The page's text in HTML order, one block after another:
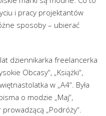
i pracy projektantów
sposoby – ubierać
dziennikarka freelancerka
Obcasy“, „Książki“,
w „A4“. Była
o modzie „Maj“,
„Podróży“.